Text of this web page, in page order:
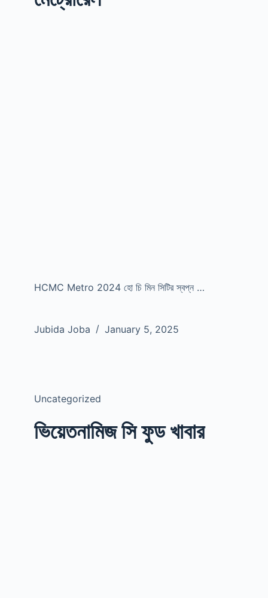
HCMC Metro 2024 হো চি মিন সিটির স্বপ্ন …
Jubida Joba January 5, 2025
Uncategorized
ভিয়েতনামিজ সি ফুড খাবার